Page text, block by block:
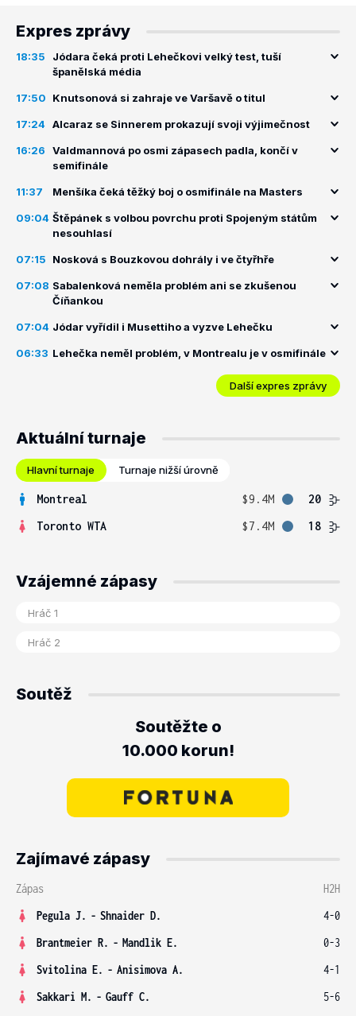
Expres zprávy
18:35
Jódara čeká proti Lehečkovi velký test, tuší
španělská média
17:50 Knutsonová si zahraje ve Varšavě o titul
17:24 Alcaraz se Sinnerem prokazují svoji výjimečnost
16:26
Valdmannová po osmi zápasech padla, končí v
semifinále
11:37 Menšíka čeká těžký boj o osmifinále na Masters
09:04 Štěpánek s volbou povrchu proti Spojeným státům
nesouhlasí
07:15 Nosková s Bouzkovou dohrály i ve čtyřhře
07:08 Sabalenková neměla problém ani se zkušenou
Číňankou
07:04 Jódar vyřídil i Musettiho a vyzve Lehečku
06:33 Lehečka neměl problém, v Montrealu je v osmifinále
Další expres zprávy
Aktuální turnaje
Hlavní turnaje Turnaje nižší úrovně
Montreal $9.4M
20
Toronto WTA
$7.4M 18
Vzájemné zápasy
Soutěž
Soutěžte o
10.000 korun!
Zajímavé zápasy
Zápas
H2H
Pegula J. - Shnaider D.
4-0
Brantmeier R. - Mandlik E.
0-3
Svitolina E. - Anisimova A.
4-1
Sakkari M. - Gauff C.
5-6